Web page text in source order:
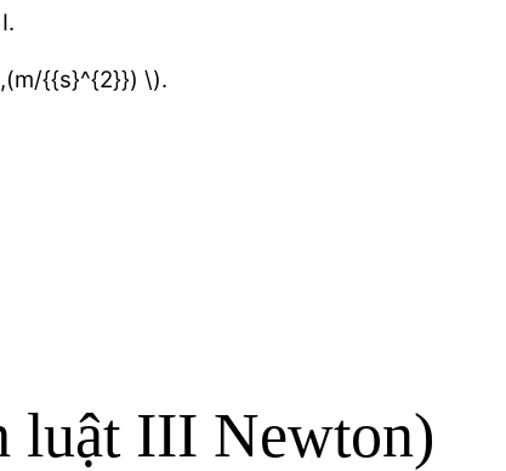
{{s}^{2}}) \).
luật III Newton)